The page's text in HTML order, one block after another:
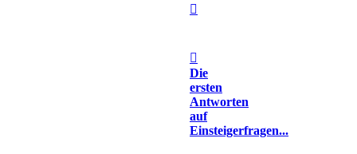
Die
ersten
Antworten
auf
Einsteigerfragen...